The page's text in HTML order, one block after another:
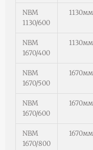
NBM
1130/600
1130мм
NBM
1670/400
1130мм
NBM
1670/500
1670мм
NBM
1670/600
1670мм
NBM
1670/800
1670мм